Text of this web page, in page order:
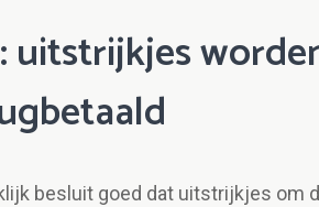
uitstrijkjes
besluit goed dat uitstrijkjes om